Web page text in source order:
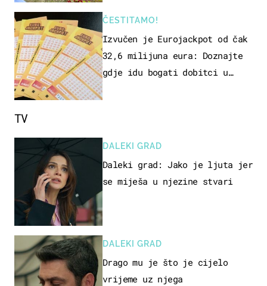
ČESTITAMO!
Izvučen je Eurojackpot od čak
32,6 milijuna eura: Doznajte
gdje idu bogati dobitci u
TV
DALEKI GRAD
Daleki grad: Jako je ljuta jer
se miješa u njezine stvari
DALEKI GRAD
Drago mu je što je cijelo
vrijeme uz njega